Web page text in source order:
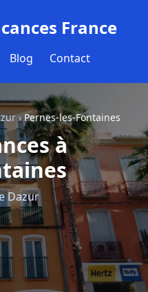
France
Blog Contact
›Pernes-les-Fontaines
à
Dazur